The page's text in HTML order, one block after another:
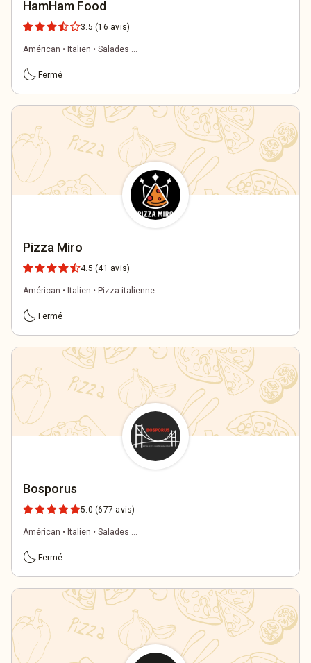
HamHam Food
3.5 (16 avis)
Américan • Italien • Salades ...
bedtime Fermé
Pizza Miro
4.5 (41 avis)
Américan • Italien • Pizza italienne ...
bedtime Fermé
Bosporus
5.0 (677 avis)
Américan • Italien • Salades ...
bedtime Fermé